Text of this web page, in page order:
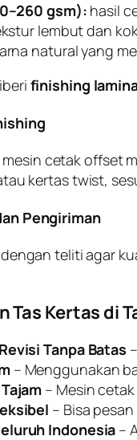
gsm): hasil
lembut dan
natural yang
finishing
cetak offset
kertas twist,
Pengiriman
teliti agar
Tas Kertas di
Tanpa Batas
– Menggunakan
– Mesin
– Bisa
Indonesia –